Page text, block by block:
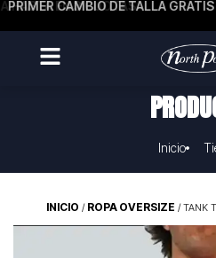
HASTA EN 3 CUOTAS
PRIMER CAMBIO DE TALLA GRATIS
Inicio
INICIO / ROPA OVERSIZE / TANK